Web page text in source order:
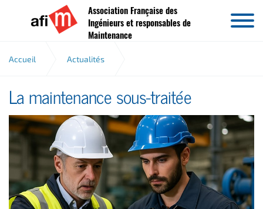
Aller au contenu
Association Française des
Ingénieurs et responsables de
Maintenance
Accueil Actualités
La maintenance sous-traitée
La maintenance sous-traitée